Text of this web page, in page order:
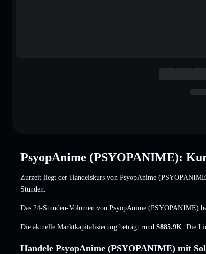
PsyopAnime (PSYOPANIME):
Zurzeit liegt der Handelskurs von PsyopAnime
Stunden.
Das 24-Stunden-Volumen von PsyopAnime (PSYOPANIME)
Die aktuelle Marktkapitalisierung beträgt rund $885.9K . Die
Handele PsyopAnime (PSYOPANIME) mit